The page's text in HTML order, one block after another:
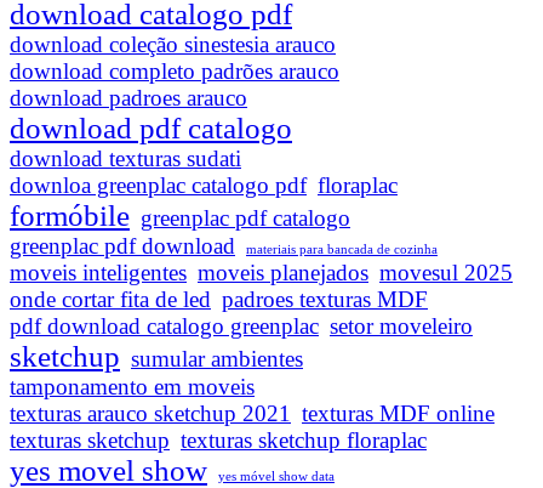
download catalogo pdf
download coleção sinestesia arauco
download completo padrões arauco
download padroes arauco
download pdf catalogo
download texturas sudati
downloa greenplac catalogo pdf floraplac
formóbile greenplac pdf catalogo
greenplac pdf download
materiais para bancada de cozinha
moveis inteligentes moveis planejados movesul 2025
onde cortar fita de led padroes texturas MDF
pdf download catalogo greenplac setor moveleiro
sketchup sumular ambientes
tamponamento em moveis
texturas arauco sketchup 2021
texturas MDF online
texturas sketchup texturas sketchup floraplac
yes movel show yes móvel show data